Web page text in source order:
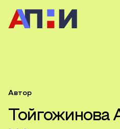
Автор
Тойгожинова